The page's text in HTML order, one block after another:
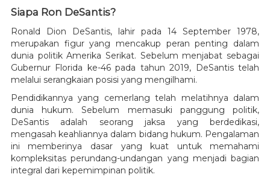
Siapa Ron DeSantis?
Ronald Dion DeSantis, lahir pada 14 September 1978,
merupakan figur yang mencakup peran penting dalam
dunia politik Amerika Serikat. Sebelum menjabat sebagai
Gubernur Florida ke-46 pada tahun 2019, DeSantis telah
melalui serangkaian posisi yang mengilhami.
Pendidikannya yang cemerlang telah melatihnya dalam
dunia hukum. Sebelum memasuki panggung politik,
DeSantis adalah seorang jaksa yang berdedikasi,
mengasah keahliannya dalam bidang hukum. Pengalaman
ini memberinya dasar yang kuat untuk memahami
kompleksitas perundang-undangan yang menjadi bagian
integral dari kepemimpinan politik.